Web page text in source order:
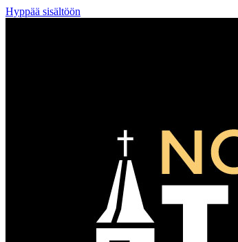
Hyppää sisältöön